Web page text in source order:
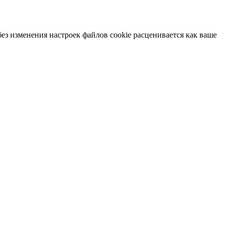
изменения настроек файлов cookie расценивается как ваше